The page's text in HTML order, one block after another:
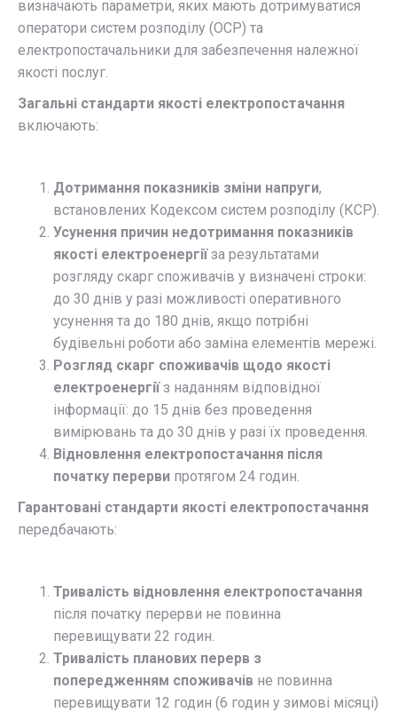
визначають параметри, яких мають дотримуватися
оператори систем розподілу (ОСР) та
електропостачальники для забезпечення належної
якості послуг.​
Загальні стандарти якості електропостачання
включають:
Дотримання показників зміни напруги,
встановлених Кодексом систем розподілу (КСР).
Усунення причин недотримання показників
якості електроенергіїза результатами
розгляду скарг споживачів у визначені строки:
до 30 днів у разі можливості оперативного
усунення та до 180 днів, якщо потрібні
будівельні роботи або заміна елементів мережі.​
Розгляд скарг споживачів щодо якості
електроенергіїз наданням відповідної
інформації: до 15 днів без проведення
вимірювань та до 30 днів у разі їх проведення.​
Відновлення електропостачання після
початку перерви протягом 24 годин.​
Гарантовані стандарти якості електропостачання
передбачають:
Тривалість відновлення електропостачання
після початку перерви не повинна
перевищувати 22 годин.​
Тривалість планових перерв з
попередженням споживачів не повинна
перевищувати 12 годин (6 годин у зимові місяці)